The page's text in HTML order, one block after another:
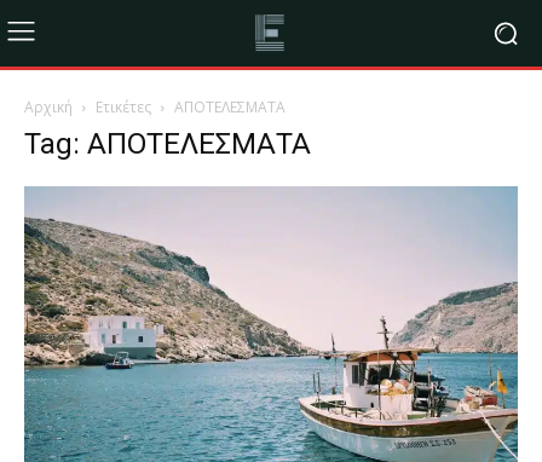
Αρχική Ετικέτες ΑΠΟΤΕΛΕΣΜΑΤΑ
Tag: ΑΠΟΤΕΛΕΣΜΑΤΑ